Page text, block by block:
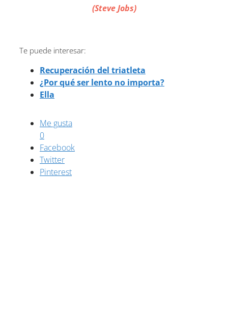
(Steve Jobs)
Te puede interesar:
Recuperación del triatleta
¿Por qué ser lento no importa?
Ella
Me gusta
0
Facebook
Twitter
Pinterest